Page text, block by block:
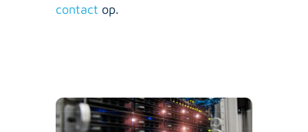
contact op.